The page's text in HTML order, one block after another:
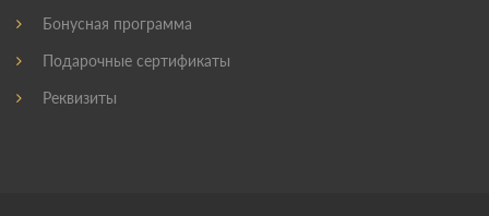
Бонусная программа
Подарочные сертификаты
Реквизиты